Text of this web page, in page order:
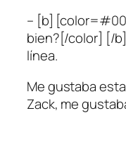
– [b]
bien?[/color] [/
línea.
Me gustaba
Zack, me